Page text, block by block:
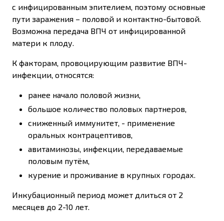
с инфицированным эпителием, поэтому основные
пути заражения – половой и контактно-бытовой.
Возможна передача ВПЧ от инфицированной
матери к плоду.
К факторам, провоцирующим развитие ВПЧ-
инфекции, относятся:
ранее начало половой жизни,
большое количество половых партнеров,
сниженный иммунитет, - применение
оральных контрацептивов,
авитаминозы, инфекции, передаваемые
половым путём,
курение и проживание в крупных городах.
Инкубационный период может длиться от 2
месяцев до 2-10 лет.